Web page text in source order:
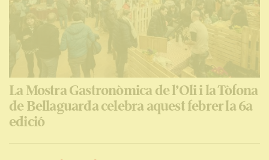
La Mostra Gastronòmica de l’Oli i la Tòfona
de Bellaguarda celebra aquest febrer la 6a
edició